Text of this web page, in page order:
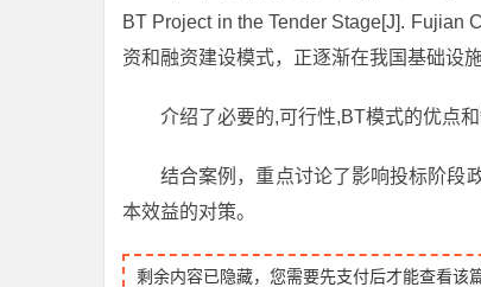
BT Project in the Tender Stage[J]. Fujian
资和融资建设模式，正逐渐在我国基础设
介绍了必要的,可行性,BT模式的优点和
结合案例，重点讨论了影响投标阶段
本效益的对策。
剩余内容已隐藏，您需要先支付后才能查看该